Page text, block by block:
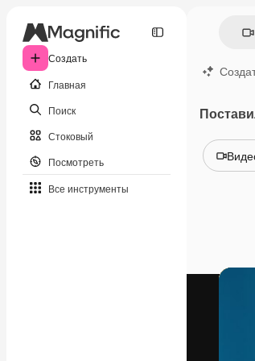
Создать
Главная
Поиск
Стоковый
Посмотреть
Все инструменты
Видео